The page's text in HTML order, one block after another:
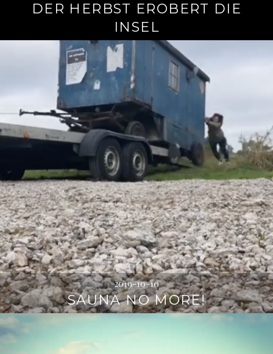
DER HERBST EROBERT DIE
INSEL
2019-10-10
SAUNA NO MORE!